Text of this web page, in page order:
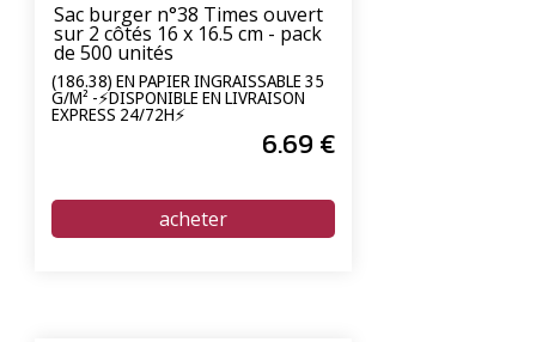
Sac burger n°38 Times ouvert
sur 2 côtés 16 x 16.5 cm - pack
de 500 unités
(186.38) EN PAPIER INGRAISSABLE 35
G/M² -⚡DISPONIBLE EN LIVRAISON
EXPRESS 24/72H⚡
6.69 €